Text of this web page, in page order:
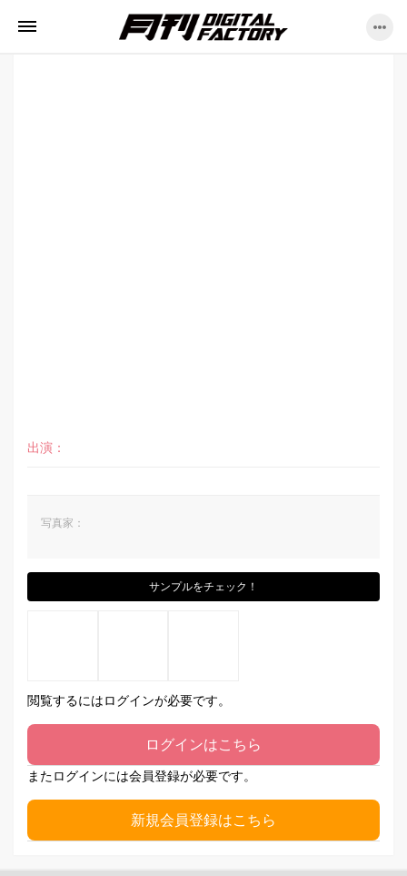
出演：
写真家：
サンプルをチェック！
閲覧するにはログインが必要です。
ログインはこちら
またログインには会員登録が必要です。
新規会員登録はこちら